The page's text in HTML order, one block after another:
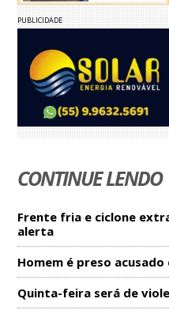
PUBLICIDADE
CONTINUE LENDO
Frente fria e ciclone
alerta
Homem é preso
Quinta-feira será de